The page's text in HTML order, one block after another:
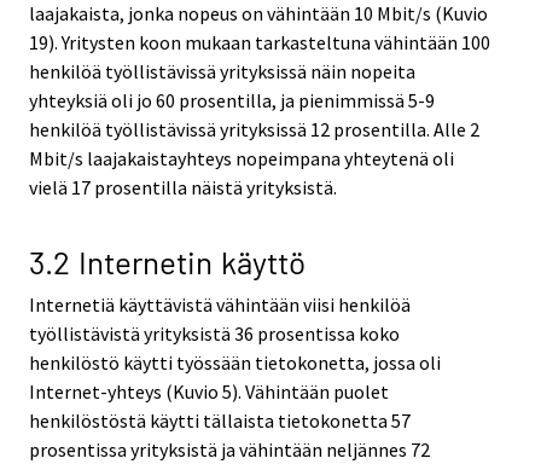
laajakaista, jonka nopeus on vähintään 10 Mbit/s (Kuvio
19). Yritysten koon mukaan tarkasteltuna vähintään 100
henkilöä työllistävissä yrityksissä näin nopeita
yhteyksiä oli jo 60 prosentilla, ja pienimmissä 5-9
henkilöä työllistävissä yrityksissä 12 prosentilla. Alle 2
Mbit/s laajakaistayhteys nopeimpana yhteytenä oli
vielä 17 prosentilla näistä yrityksistä.
3.2 Internetin käyttö
Internetiä käyttävistä vähintään viisi henkilöä
työllistävistä yrityksistä 36 prosentissa koko
henkilöstö käytti työssään tietokonetta, jossa oli
Internet-yhteys (Kuvio 5). Vähintään puolet
henkilöstöstä käytti tällaista tietokonetta 57
prosentissa yrityksistä ja vähintään neljännes 72